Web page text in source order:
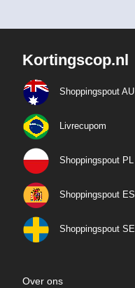
Kortingscop.nl
Shoppingspout AU
Livrecupom
Shoppingspout PL
Shoppingspout ES
Shoppingspout SE
Over ons